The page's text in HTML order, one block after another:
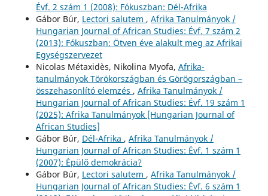
Évf. 2 szám 1 (2008): Fókuszban: Dél-Afrika
Gábor Búr, Lectori salutem , Afrika Tanulmányok /
Hungarian Journal of African Studies: Évf. 7 szám 2
(2013): Fókuszban: Ötven éve alakult meg az Afrikai
Egységszervezet
Nicolas Métaxidès, Nikolina Myofa, Afrika-
tanulmányok Törökországban és Görögországban –
összehasonlító elemzés , Afrika Tanulmányok /
Hungarian Journal of African Studies: Évf. 19 szám 1
(2025): Afrika Tanulmányok [Hungarian Journal of
African Studies]
Gábor Búr, Dél-Afrika , Afrika Tanulmányok /
Hungarian Journal of African Studies: Évf. 1 szám 1
(2007): Épülő demokrácia?
Gábor Búr, Lectori salutem , Afrika Tanulmányok /
Hungarian Journal of African Studies: Évf. 6 szám 1